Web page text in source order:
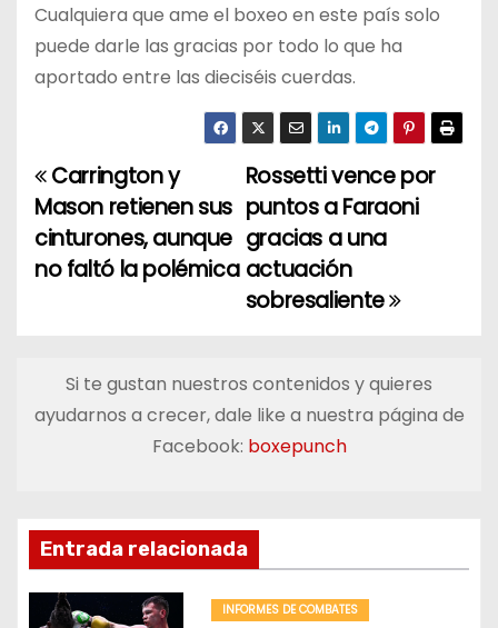
Cualquiera que ame el boxeo en este país solo
puede darle las gracias por todo lo que ha
aportado entre las dieciséis cuerdas.
N
a
v
a
ó
n
Rossetti vence por
puntos a Faraoni
gracias a una
actuación
sobresaliente
Carrington y
Mason retienen sus
cinturones, aunque
no faltó la polémica
Si te gustan nuestros contenidos y quieres
ayudarnos a crecer, dale like a nuestra página de
Facebook: boxepunch
Entrada relacionada
INFORMES DE COMBATES